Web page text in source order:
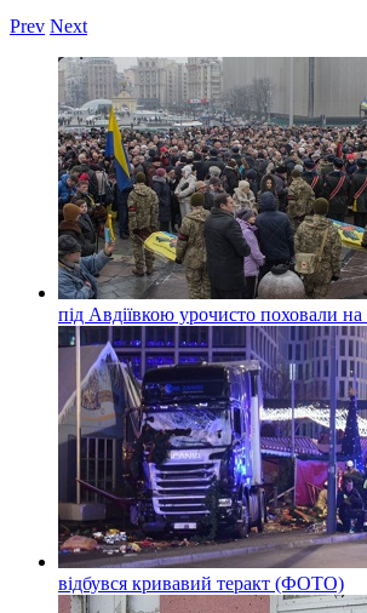
Prev Next
під Авдіївкою урочисто поховали
відбувся кривавий теракт (ФОТО)